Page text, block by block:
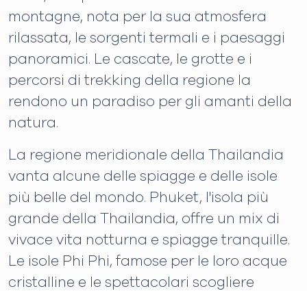
montagne, nota per la sua atmosfera
rilassata, le sorgenti termali e i paesaggi
panoramici. Le cascate, le grotte e i
percorsi di trekking della regione la
rendono un paradiso per gli amanti della
natura.
La regione meridionale della Thailandia
vanta alcune delle spiagge e delle isole
più belle del mondo. Phuket, l'isola più
grande della Thailandia, offre un mix di
vivace vita notturna e spiagge tranquille.
Le isole Phi Phi, famose per le loro acque
cristalline e le spettacolari scogliere